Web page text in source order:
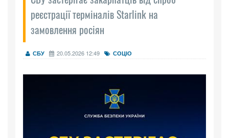
реєстрації терміналів Starlink на
замовлення росіян
СБУ 20.05.2026 12:49 СОЦІО